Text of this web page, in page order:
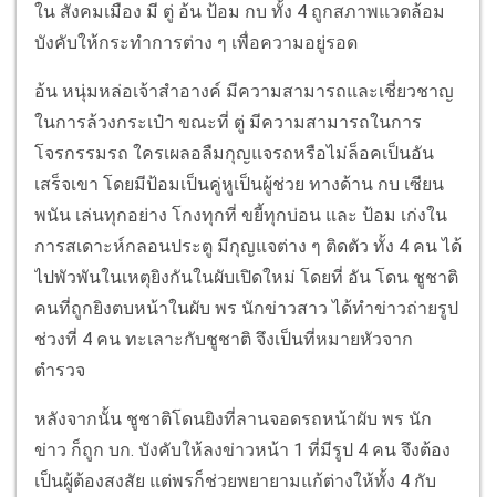
ใน สังคมเมือง มี ตู่ อ้น ป้อม กบ ทั้ง 4 ถูกสภาพแวดล้อม
บังคับให้กระทำการต่าง ๆ เพื่อความอยู่รอด
อ้น หนุ่มหล่อเจ้าสำอางค์ มีความสามารถและเชี่ยวชาญ
ในการล้วงกระเป๋า ขณะที่ ตู่ มีความสามารถในการ
โจรกรรมรถ ใครเผลอลืมกุญแจรถหรือไม่ล็อคเป็นอัน
เสร็จเขา โดยมีป้อมเป็นคู่หูเป็นผู้ช่วย ทางด้าน กบ เซียน
พนัน เล่นทุกอย่าง โกงทุกที่ ขยี้ทุกบ่อน และ ป้อม เก่งใน
การสเดาะห์กลอนประตู มีกุญแจต่าง ๆ ติดตัว ทั้ง 4 คน ได้
ไปพัวพันในเหตุยิงกันในผับเปิดใหม่ โดยที่ อัน โดน ชูชาติ
คนที่ถูกยิงตบหน้าในผับ พร นักข่าวสาว ได้ทำข่าวถ่ายรูป
ช่วงที่ 4 คน ทะเลาะกับชูชาติ จึงเป็นที่หมายหัวจาก
ตำรวจ
หลังจากนั้น ชูชาติโดนยิงที่ลานจอดรถหน้าผับ พร นัก
ข่าว ก็ถูก บก. บังคับให้ลงข่าวหน้า 1 ที่มีรูป 4 คน จึงต้อง
เป็นผู้ต้องสงสัย แต่พรก็ช่วยพยายามแก้ต่างให้ทั้ง 4 กับ